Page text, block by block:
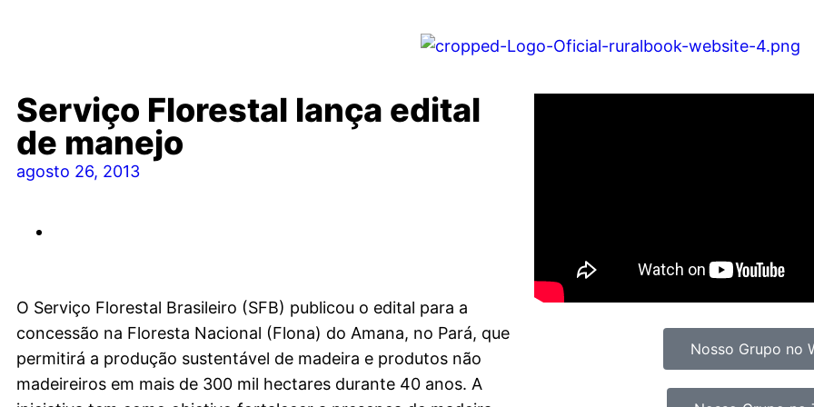
Serviço Florestal lança edital
de manejo
agosto 26, 2013
O Serviço Florestal Brasileiro (SFB) publicou o edital para a
concessão na Floresta Nacional (Flona) do Amana, no Pará, que
permitirá a produção sustentável de madeira e produtos não
madeireiros em mais de 300 mil hectares durante 40 anos. A
Nosso Grupo no